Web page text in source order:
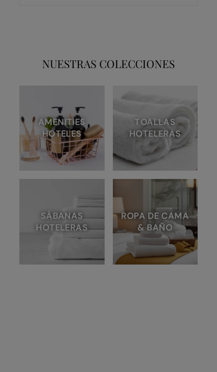
NUESTRAS COLECCIONES
AMENITIES
HOTELES
TOALLAS
HOTELERAS
SÁBANAS
HOTELERAS
ROPA DE CAMA
& BAÑO